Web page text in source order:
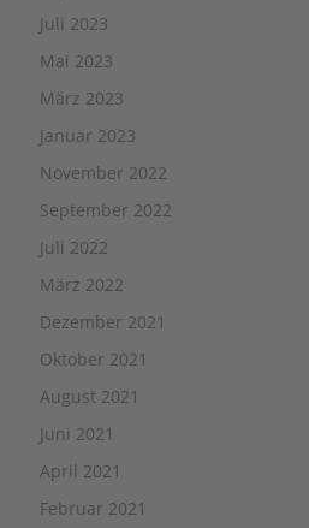
Juli 2023
Mai 2023
März 2023
Januar 2023
November 2022
September 2022
Juli 2022
März 2022
Dezember 2021
Oktober 2021
August 2021
Juni 2021
April 2021
Februar 2021